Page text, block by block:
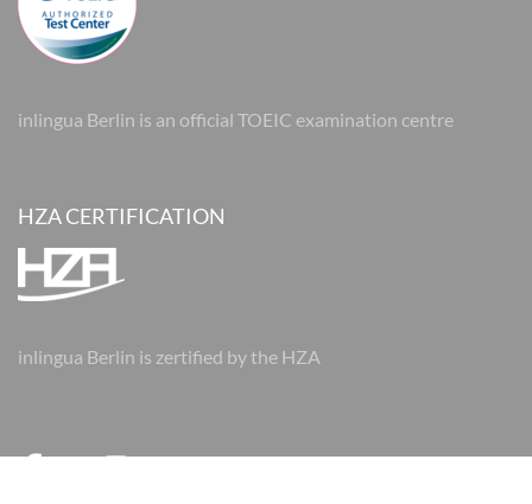
inlingua Berlin is an official TOEIC examination centre
HZA CERTIFICATION
inlingua Berlin is zertified by the HZA